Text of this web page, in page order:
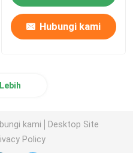
Hubungi kami
kami
Desktop Site
Policy